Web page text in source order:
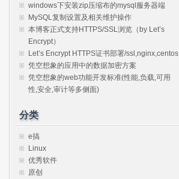
windows下安装zip压缩布的mysql服务器端
MySQL复制设置及相关维护操作
本博客正式支持HTTPS/SSL浏览（by Let’s
Encrypt）
Let’s Encrypt HTTPS证书部署/ssl,nginx,centos
凭空想象的应用中的数据加密方案
凭空想象的web功能开发标准(性能,负载,可用
性,安全,审计等多侧面)
分类
e搞
Linux
优秀软件
原创